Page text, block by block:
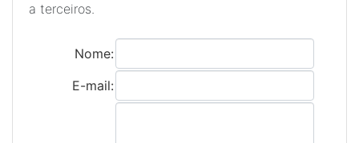
a terceiros.
Nome:
E-mail: